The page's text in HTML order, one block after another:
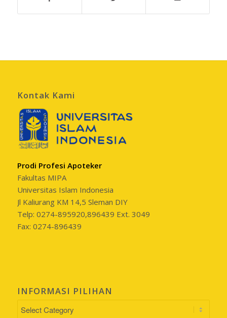
Kontak Kami
Prodi Profesi Apoteker
Fakultas MIPA
Universitas Islam Indonesia
Jl Kaliurang KM 14,5 Sleman DIY
Telp: 0274-895920,896439 Ext. 3049
Fax: 0274-896439
INFORMASI PILIHAN
INFORMASI